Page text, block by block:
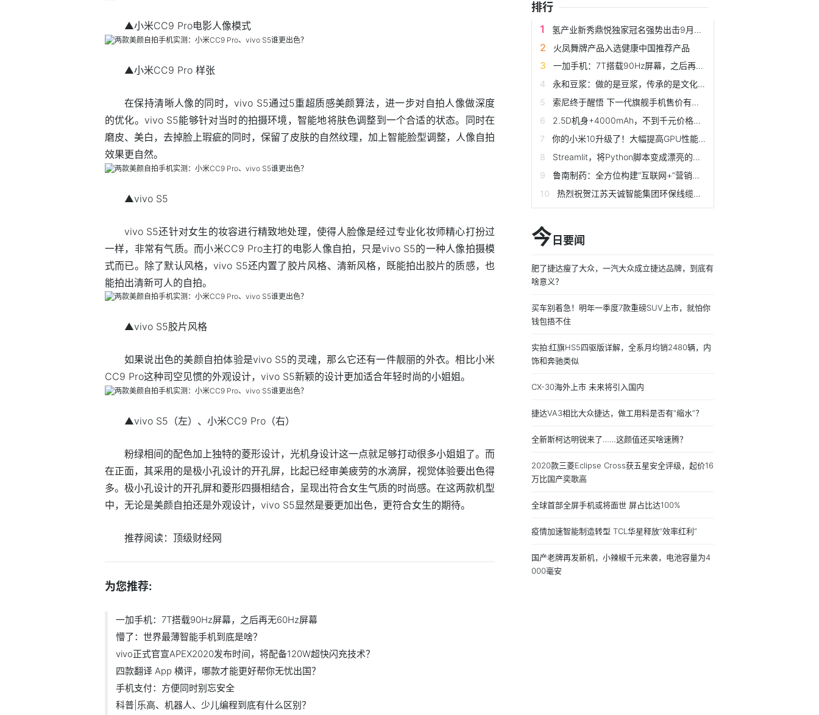
▲小米CC9 Pro电影人像模式
▲小米CC9 Pro 样张
在保持清晰人像的同时，vivo S5通过5重超质感美颜算法，进一步对自拍人像做深度
的优化。vivo S5能够针对当时的拍摄环境，智能地将肤色调整到一个合适的状态。同时在
磨皮、美白，去掉脸上瑕疵的同时，保留了皮肤的自然纹理，加上智能脸型调整，人像自拍
效果更自然。
▲vivo S5
vivo S5还针对女生的妆容进行精致地处理，使得人脸像是经过专业化妆师精心打扮过
一样，非常有气质。而小米CC9 Pro主打的电影人像自拍，只是vivo S5的一种人像拍摄模
式而已。除了默认风格，vivo S5还内置了胶片风格、清新风格，既能拍出胶片的质感，也
能拍出清新可人的自拍。
▲vivo S5胶片风格
如果说出色的美颜自拍体验是vivo S5的灵魂，那么它还有一件靓丽的外衣。相比小米
CC9 Pro这种司空见惯的外观设计，vivo S5新颖的设计更加适合年轻时尚的小姐姐。
▲vivo S5（左）、小米CC9 Pro（右）
粉绿相间的配色加上独特的菱形设计，光机身设计这一点就足够打动很多小姐姐了。而
在正面，其采用的是极小孔设计的开孔屏，比起已经审美疲劳的水滴屏，视觉体验要出色得
多。极小孔设计的开孔屏和菱形四摄相结合，呈现出符合女生气质的时尚感。在这两款机型
中，无论是美颜自拍还是外观设计，vivo S5显然是要更加出色，更符合女生的期待。
推荐阅读： 顶级财经网
为您推荐:
一加手机：7T搭载90Hz屏幕，之后再无60Hz屏幕
懵了：世界最薄智能手机到底是啥？
vivo正式官宣APEX2020发布时间，将配备120W超快闪充技术？
四款翻译 App 横评，哪款才能更好帮你无忧出国？
手机支付：方便同时别忘安全
科普|乐高、机器人、少儿编程到底有什么区别？
排行
氢产业新秀鼎悦独家冠名强势出击9月广州氢产品展
火凤舞牌产品入选健康中国推荐产品
一加手机：7T搭载90Hz屏幕，之后再无60Hz屏幕
永和豆浆：做的是豆浆，传承的是文化！
索尼终于醒悟 下一代旗舰手机售价有望大降
2.5D机身+4000mAh，不到千元价格，这个品牌的国产手机有用过吗？
你的小米10升级了！大幅提高GPU性能，跑分突破60W
Streamlit，将Python脚本变成漂亮的机器学习工具
鲁南制药：全方位构建“互联网+”营销新生态
热烈祝贺江苏天诚智能集团环保线缆智能化项目正式开工
今 日要闻
肥了捷达瘦了大众，一汽大众成立捷达品牌，到底有
啥意义？
买车别着急！明年一季度7款重磅SUV上市，就怕你
钱包捂不住
实拍:红旗HS5四驱版详解，全系月均销2480辆，内
饰和奔驰类似
CX-30海外上市 未来将引入国内
捷达VA3相比大众捷达，做工用料是否有“缩水”？
全新斯柯达明锐来了……这颜值还买啥速腾？
2020款三菱Eclipse Cross获五星安全评级，起价16
万比国产奕歌高
全球首部全屏手机或将面世 屏占比达100%
疫情加速智能制造转型 TCL华星释放“效率红利”
国产老牌再发新机，小辣椒千元来袭，电池容量为4
000毫安